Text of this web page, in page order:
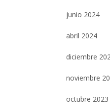
junio 2024
abril 2024
diciembre
noviembre
octubre 2023